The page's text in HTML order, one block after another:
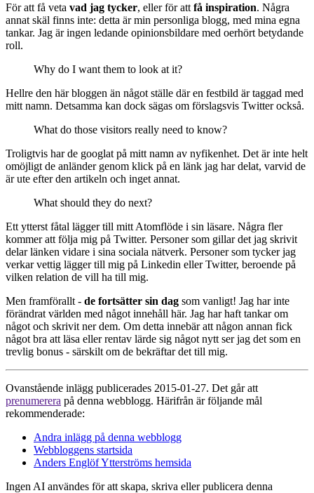
För att få veta vad jag tycker, eller för att få inspiration. Några
annat skäl finns inte: detta är min personliga blogg, med mina egna
tankar. Jag är ingen ledande opinionsbildare med oerhört betydande
roll.
Why do I want them to look at it?
Hellre den här bloggen än något ställe där en festbild är taggad med
mitt namn. Detsamma kan dock sägas om förslagsvis Twitter också.
What do those visitors really need to know?
Troligtvis har de googlat på mitt namn av nyfikenhet. Det är inte helt
omöjligt de anländer genom klick på en länk jag har delat, varvid de
är ute efter den artikeln och inget annat.
What should they do next?
Ett ytterst fåtal lägger till mitt Atomflöde i sin läsare. Några fler
kommer att följa mig på Twitter. Personer som gillar det jag skrivit
delar länken vidare i sina sociala nätverk. Personer som tycker jag
verkar vettig lägger till mig på Linkedin eller Twitter, beroende på
vilken relation de vill ha till mig.
Men framförallt - de fortsätter sin dag som vanligt! Jag har inte
förändrat världen med något innehåll här. Jag har haft tankar om
något och skrivit ner dem. Om detta innebär att någon annan fick
något bra att läsa eller rentav lärde sig något nytt ser jag det som en
trevlig bonus - särskilt om de bekräftar det till mig.
Ovanstående inlägg publicerades 2015-01-27. Det går att
prenumerera på denna webblogg. Härifrån är följande mål
rekommenderade:
Andra inlägg på denna webblogg
Webbloggens startsida
Anders Englöf Ytterströms hemsida
Ingen AI användes för att skapa, skriva eller publicera denna